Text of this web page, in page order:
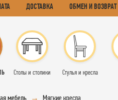
ДОСТАВКА ОБМЕН И ВОЗВРАТ
Столы и столики Стулья и кресла
мебель Мягкие кресла